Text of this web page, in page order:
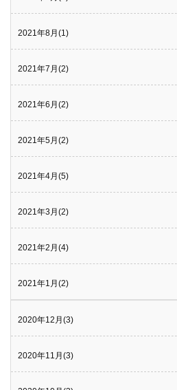
2021年8月(1)
2021年7月(2)
2021年6月(2)
2021年5月(2)
2021年4月(5)
2021年3月(2)
2021年2月(4)
2021年1月(2)
2020年12月(3)
2020年11月(3)